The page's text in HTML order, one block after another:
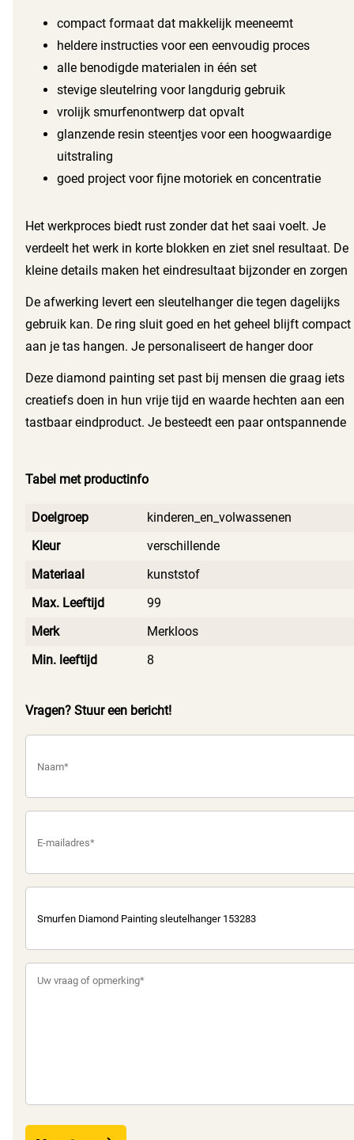
duurzaam en vrolijk accessoire dat je dagelijks gebruikt of
cadeau geeft.
compact formaat dat makkelijk meeneemt
heldere instructies voor een eenvoudig proces
alle benodigde materialen in één set
stevige sleutelring voor langdurig gebruik
vrolijk smurfenontwerp dat opvalt
glanzende resin steentjes voor een hoogwaardige
uitstraling
goed project voor fijne motoriek en concentratie
Het werkproces biedt rust zonder dat het saai voelt. Je
verdeelt het werk in korte blokken en ziet snel resultaat. De
kleine details maken het eindresultaat bijzonder en zorgen
De afwerking levert een sleutelhanger die tegen dagelijks
gebruik kan. De ring sluit goed en het geheel blijft compact
aan je tas hangen. Je personaliseert de hanger door
Deze diamond painting set past bij mensen die graag iets
creatiefs doen in hun vrije tijd en waarde hechten aan een
tastbaar eindproduct. Je besteedt een paar ontspannende
je zonder stress kunt genieten van het maakproces.
Tabel met productinfo
Doelgroep
kinderen_en_volwassenen
Kleur
verschillende
Materiaal
kunststof
Max. Leeftijd
99
Merk
Merkloos
Min. leeftijd
8
Vragen? Stuur een bericht!